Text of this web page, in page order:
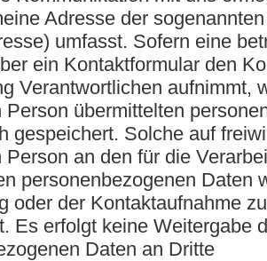
Adresse der
umfasst. Sofern eine
ein Kontaktformular den
Verantwortlichen aufnimmt,
Person übermittelten
gespeichert. Solche auf
Person an den für die
personenbezogenen Daten
oder der Kontaktaufnahme
Es erfolgt keine Weitergabe
Daten an Dritte